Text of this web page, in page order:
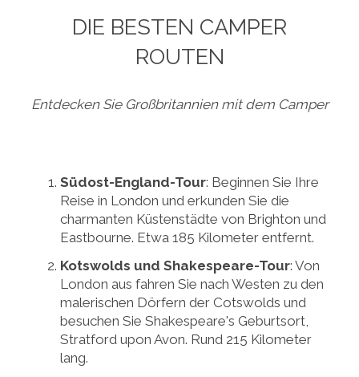
DIE BESTEN CAMPER
ROUTEN
Entdecken Sie Großbritannien mit dem Camper
Südost-England-Tour: Beginnen Sie Ihre
Reise in London und erkunden Sie die
charmanten Küstenstädte von Brighton und
Eastbourne. Etwa 185 Kilometer entfernt.
Kotswolds und Shakespeare-Tour: Von
London aus fahren Sie nach Westen zu den
malerischen Dörfern der Cotswolds und
besuchen Sie Shakespeare's Geburtsort,
Stratford upon Avon. Rund 215 Kilometer
lang.